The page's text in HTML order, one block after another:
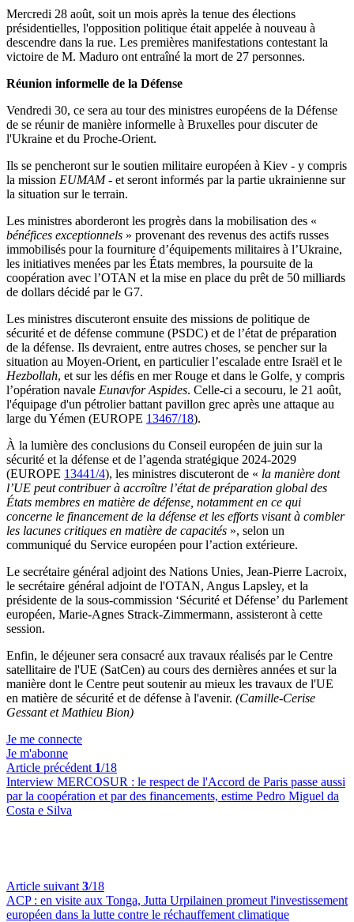
Mercredi 28 août, soit un mois après la tenue des élections
présidentielles, l'opposition politique était appelée à nouveau à
descendre dans la rue. Les premières manifestations contestant la
victoire de M. Maduro ont entraîné la mort de 27 personnes.
Réunion informelle de la Défense
Vendredi 30, ce sera au tour des ministres européens de la Défense
de se réunir de manière informelle à Bruxelles pour discuter de
l'Ukraine et du Proche-Orient.
Ils se pencheront sur le soutien militaire européen à Kiev - y compris
la mission EUMAM- et seront informés par la partie ukrainienne sur
la situation sur le terrain.
Les ministres aborderont les progrès dans la mobilisation des «
bénéfices exceptionnels » provenant des revenus des actifs russes
immobilisés pour la fourniture d’équipements militaires à l’Ukraine,
les initiatives menées par les États membres, la poursuite de la
coopération avec l’OTAN et la mise en place du prêt de 50 milliards
de dollars décidé par le G7.
Les ministres discuteront ensuite des missions de politique de
sécurité et de défense commune (PSDC) et de l’état de préparation
de la défense. Ils devraient, entre autres choses, se pencher sur la
situation au Moyen-Orient, en particulier l’escalade entre Israël et le
Hezbollah, et sur les défis en mer Rouge et dans le Golfe, y compris
l’opération navale Eunavfor Aspides. Celle-ci a secouru, le 21 août,
l'équipage d'un pétrolier battant pavillon grec après une attaque au
large du Yémen (EUROPE 13467/18).
À la lumière des conclusions du Conseil européen de juin sur la
sécurité et la défense et de l’agenda stratégique 2024-2029
(EUROPE 13441/4), les ministres discuteront de « la manière dont
l’UE peut contribuer à accroître l’état de préparation global des
États membres en matière de défense, notamment en ce qui
concerne le financement de la défense et les efforts visant à combler
les lacunes critiques en matière de capacités », selon un
communiqué du Service européen pour l’action extérieure.
Le secrétaire général adjoint des Nations Unies, Jean-Pierre Lacroix,
le secrétaire général adjoint de l'OTAN, Angus Lapsley, et la
présidente de la sous-commission ‘Sécurité et Défense’ du Parlement
européen, Marie-Agnes Strack-Zimmermann, assisteront à cette
session.
Enfin, le déjeuner sera consacré aux travaux réalisés par le Centre
satellitaire de l'UE (SatCen) au cours des dernières années et sur la
manière dont le Centre peut soutenir au mieux les travaux de l'UE
en matière de sécurité et de défense à l'avenir. (Camille-Cerise
Gessant et Mathieu Bion)
Je me connecte
Je m'abonne
Article précédent 1/18
Interview MERCOSUR : le respect de l'Accord de Paris passe aussi
par la coopération et par des financements, estime Pedro Miguel da
Costa e Silva
Article suivant 3/18
ACP : en visite aux Tonga, Jutta Urpilainen promeut l'investissement
européen dans la lutte contre le réchauffement climatique